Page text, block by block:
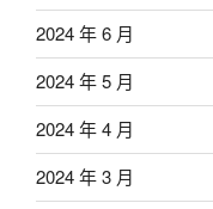
2024 年 6 月
2024 年 5 月
2024 年 4 月
2024 年 3 月